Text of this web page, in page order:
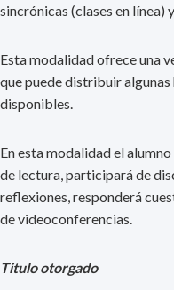
sincrónicas (clases en línea)
Esta modalidad ofrece una
que puede distribuir algunas
disponibles.
En esta modalidad el
de lectura, participará de
reflexiones, responderá
de videoconferencias.
Titulo otorgado